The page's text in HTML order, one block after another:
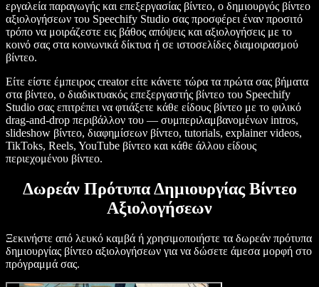
εργαλεία παραγωγής και επεξεργασίας βίντεο, ο δημιουργός βίντεο
αξιολογήσεων του Speechify Studio σας προσφέρει έναν προσιτό
τρόπο να μοιράζεστε εις βάθος απόψεις και αξιολογήσεις με το
κοινό σας στα κοινωνικά δίκτυα ή σε ιστοσελίδες διαμοιρασμού
βίντεο.
Είτε είστε έμπειρος creator είτε κάνετε τώρα τα πρώτα σας βήματα
στα βίντεο, ο διαδικτυακός επεξεργαστής βίντεο του Speechify
Studio σας επιτρέπει να φτιάξετε κάθε είδους βίντεο με το φιλικό
drag-and-drop περιβάλλον του — συμπεριλαμβανομένων intros,
slideshow βίντεο, διαφημίσεων βίντεο, tutorials, explainer videos,
TikToks, Reels, YouTube βίντεο και κάθε άλλου είδους
περιεχομένου βίντεο.
Δωρεάν Πρότυπα Δημιουργίας Βίντεο
Αξιολογήσεων
Ξεκινήστε από λευκό καμβά ή χρησιμοποιήστε τα δωρεάν πρότυπα
δημιουργίας βίντεο αξιολογήσεων για να δώσετε άμεσα μορφή στο
πρόγραμμά σας.